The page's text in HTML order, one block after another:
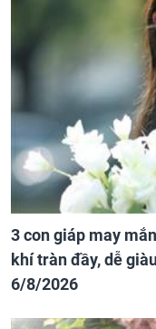
3 con giáp may
khí tràn đầy, dễ
6/8/2026